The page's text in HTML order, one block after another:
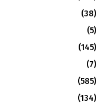
(38)
(5)
(145)
(7)
(585)
(134)